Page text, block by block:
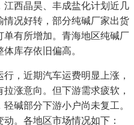
西晶昊、丰成盐化计划近几
情况好转，部分纯碱厂家出货
有所增加。青海地区纯碱厂
库存依旧偏高。
，近期汽车运费明显上涨，
涨意向。但下游需求疲软，
碱部分下游小户尚未复工。
。各地区市场情况如下：